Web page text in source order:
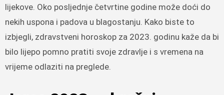
lijekove. Oko posljednje četvrtine godine može doći do
nekih uspona i padova u blagostanju. Kako biste to
izbjegli, zdravstveni horoskop za 2023. godinu kaže da bi
bilo lijepo pomno pratiti svoje zdravlje i s vremena na
vrijeme odlaziti na preglede.